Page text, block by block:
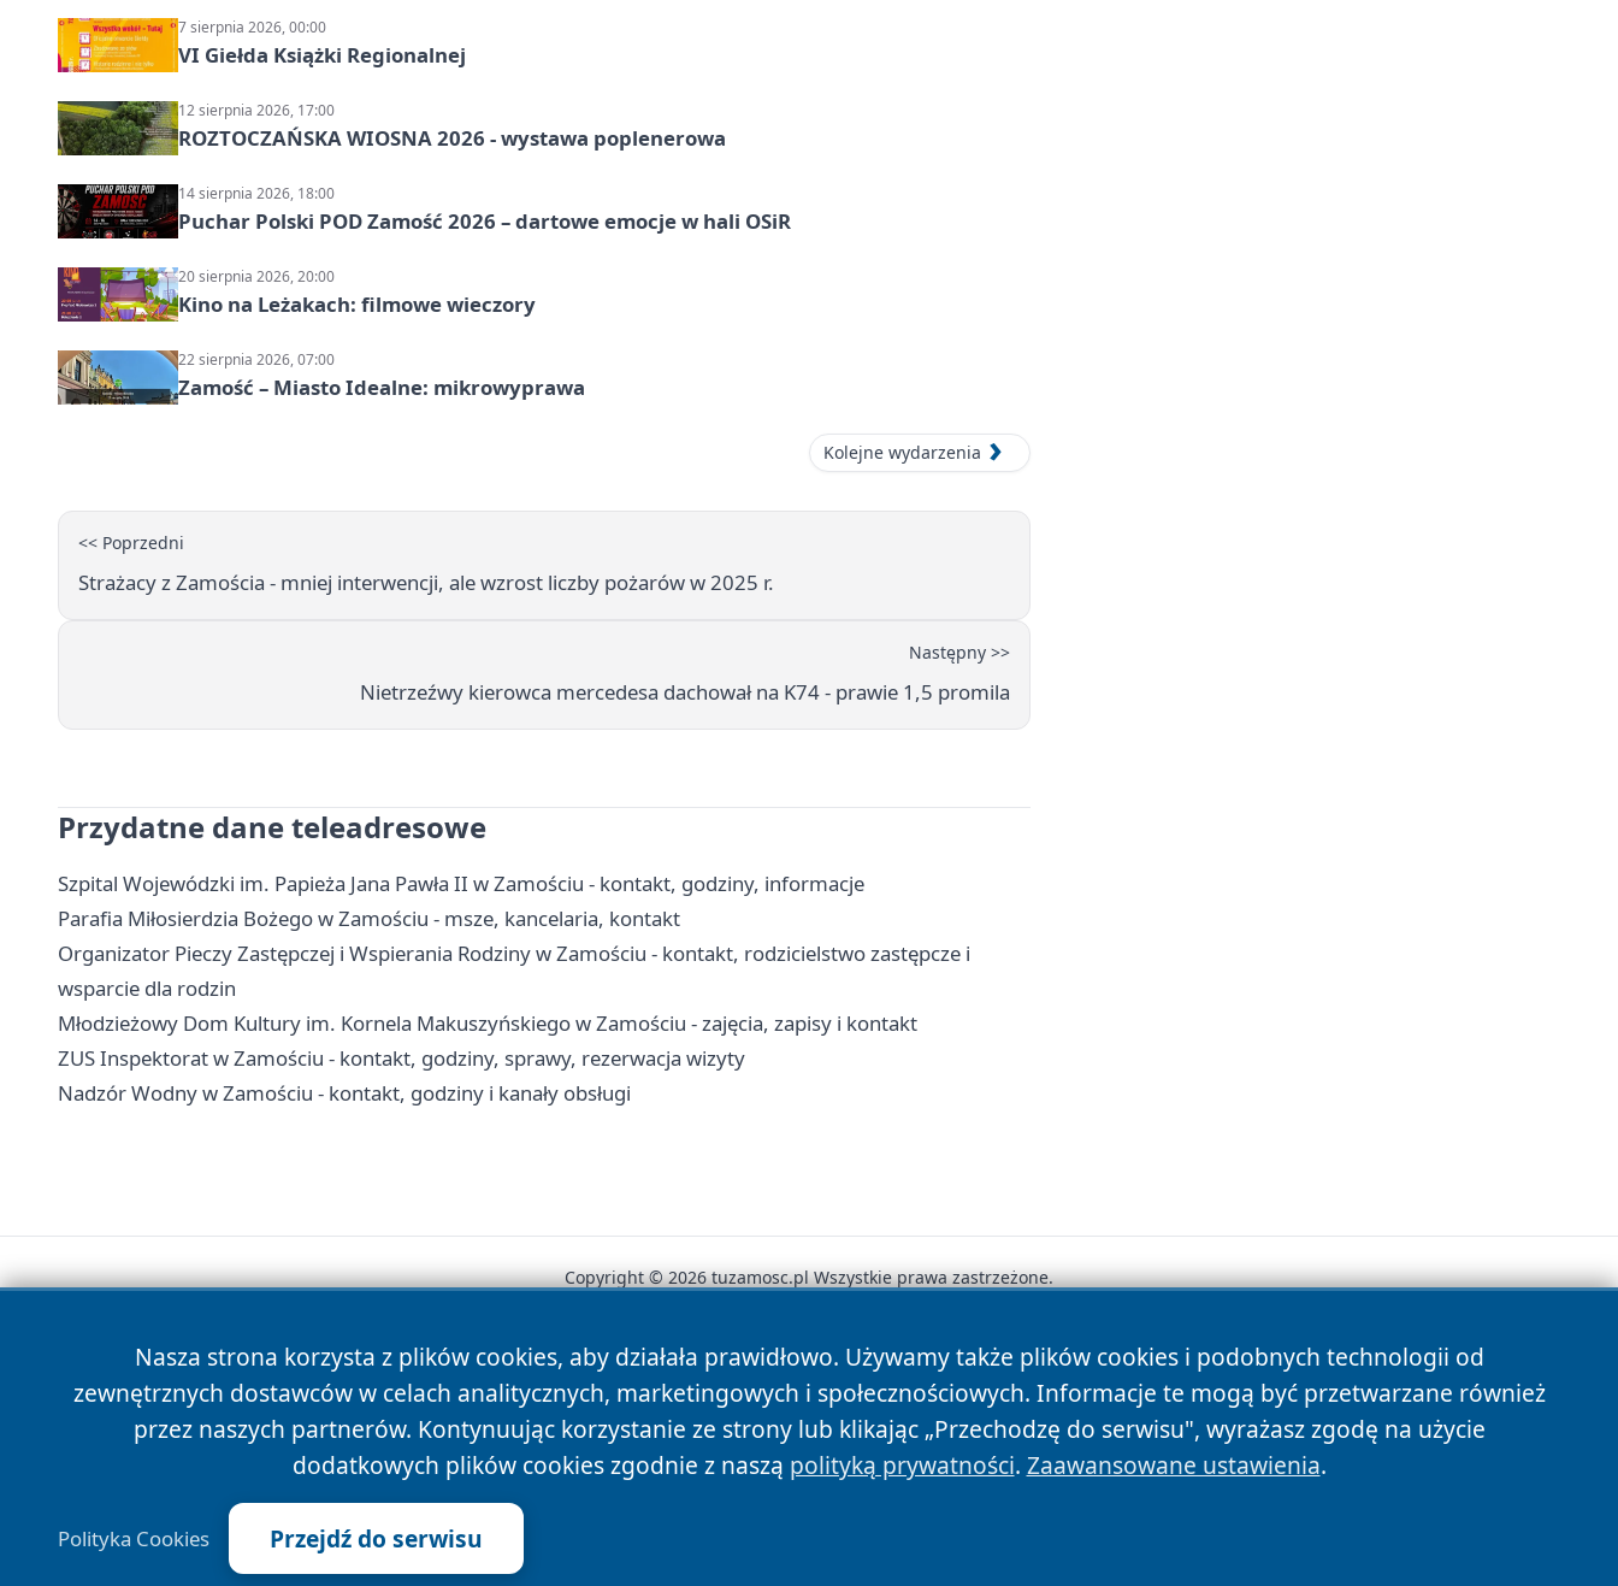
7 sierpnia 2026, 00:00
VI Giełda Książki Regionalnej
12 sierpnia 2026, 17:00
ROZTOCZAŃSKA WIOSNA 2026 - wystawa poplenerowa
14 sierpnia 2026, 18:00
Puchar Polski POD Zamość 2026 – dartowe emocje w hali OSiR
20 sierpnia 2026, 20:00
Kino na Leżakach: filmowe wieczory
22 sierpnia 2026, 07:00
Zamość – Miasto Idealne: mikrowyprawa
Kolejne wydarzenia
<< Poprzedni
Strażacy z Zamościa - mniej interwencji, ale wzrost liczby pożarów w 2025 r.
Następny >>
Nietrzeźwy kierowca mercedesa dachował na K74 - prawie 1,5 promila
Przydatne dane teleadresowe
Szpital Wojewódzki im. Papieża Jana Pawła II w Zamościu - kontakt, godziny, informacje
Parafia Miłosierdzia Bożego w Zamościu - msze, kancelaria, kontakt
Organizator Pieczy Zastępczej i Wspierania Rodziny w Zamościu - kontakt, rodzicielstwo zastępcze i
wsparcie dla rodzin
Młodzieżowy Dom Kultury im. Kornela Makuszyńskiego w Zamościu - zajęcia, zapisy i kontakt
ZUS Inspektorat w Zamościu - kontakt, godziny, sprawy, rezerwacja wizyty
Nadzór Wodny w Zamościu - kontakt, godziny i kanały obsługi
Nasza strona korzysta z plików cookies, aby działała prawidłowo. Używamy także plików cookies i podobnych technologii od
zewnętrznych dostawców w celach analitycznych, marketingowych i społecznościowych. Informacje te mogą być przetwarzane również
przez naszych partnerów. Kontynuując korzystanie ze strony lub klikając „Przechodzę do serwisu", wyrażasz zgodę na użycie
dodatkowych plików cookies zgodnie z naszą polityką prywatności. Zaawansowane ustawienia.
Polityka Cookies Przejdź do serwisu
Copyright © 2026 tuzamosc.pl Wszystkie prawa zastrzeżone.
News Autorzy Polityka Prywatności Polityka Cookies